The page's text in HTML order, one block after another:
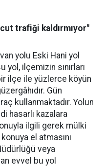
trafiği kaldırmıyor"
yolu Eski Hani yol
yol, ilçemizin sınırları
ilçe ile yüzlerce köyün
Gün
kullanmaktadır. Yolun
hasarlı kazalara
ilgili gerek mülki
el atmasını
veya
evvel bu yol